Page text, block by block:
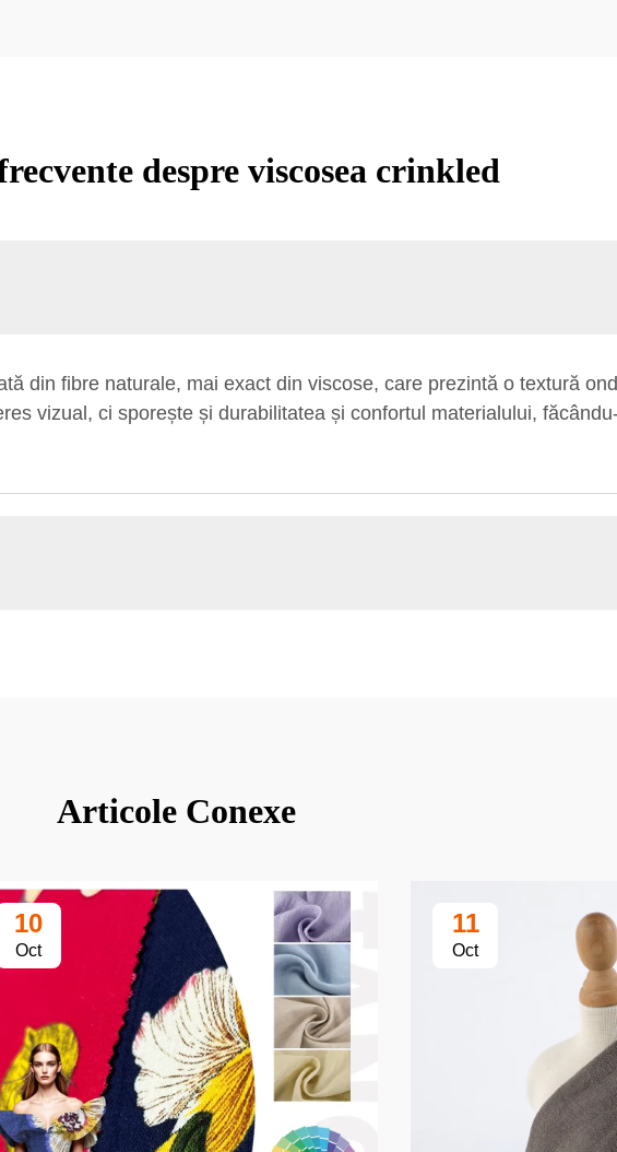
despre viscosea crinkled
din fibre naturale, mai exact din viscose, care prezintă o textură
vizual, ci sporește și durabilitatea și confortul materialului,
Articole Conexe
10
Oct
11
Oct